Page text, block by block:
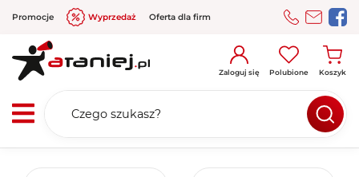
Promocje Wyprzedaż Oferta dla firm
Zaloguj się Polubione Koszyk